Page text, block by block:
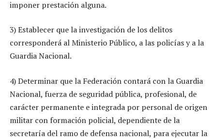
imponer prestación alguna.
3) Establecer que la investigación de los delitos
corresponderá al Ministerio Público, a las policías y a la
Guardia Nacional.
4) Determinar que la Federación contará con la Guardia
Nacional, fuerza de seguridad pública, profesional, de
carácter permanente e integrada por personal de origen
militar con formación policial, dependiente de la
secretaría del ramo de defensa nacional, para ejecutar la